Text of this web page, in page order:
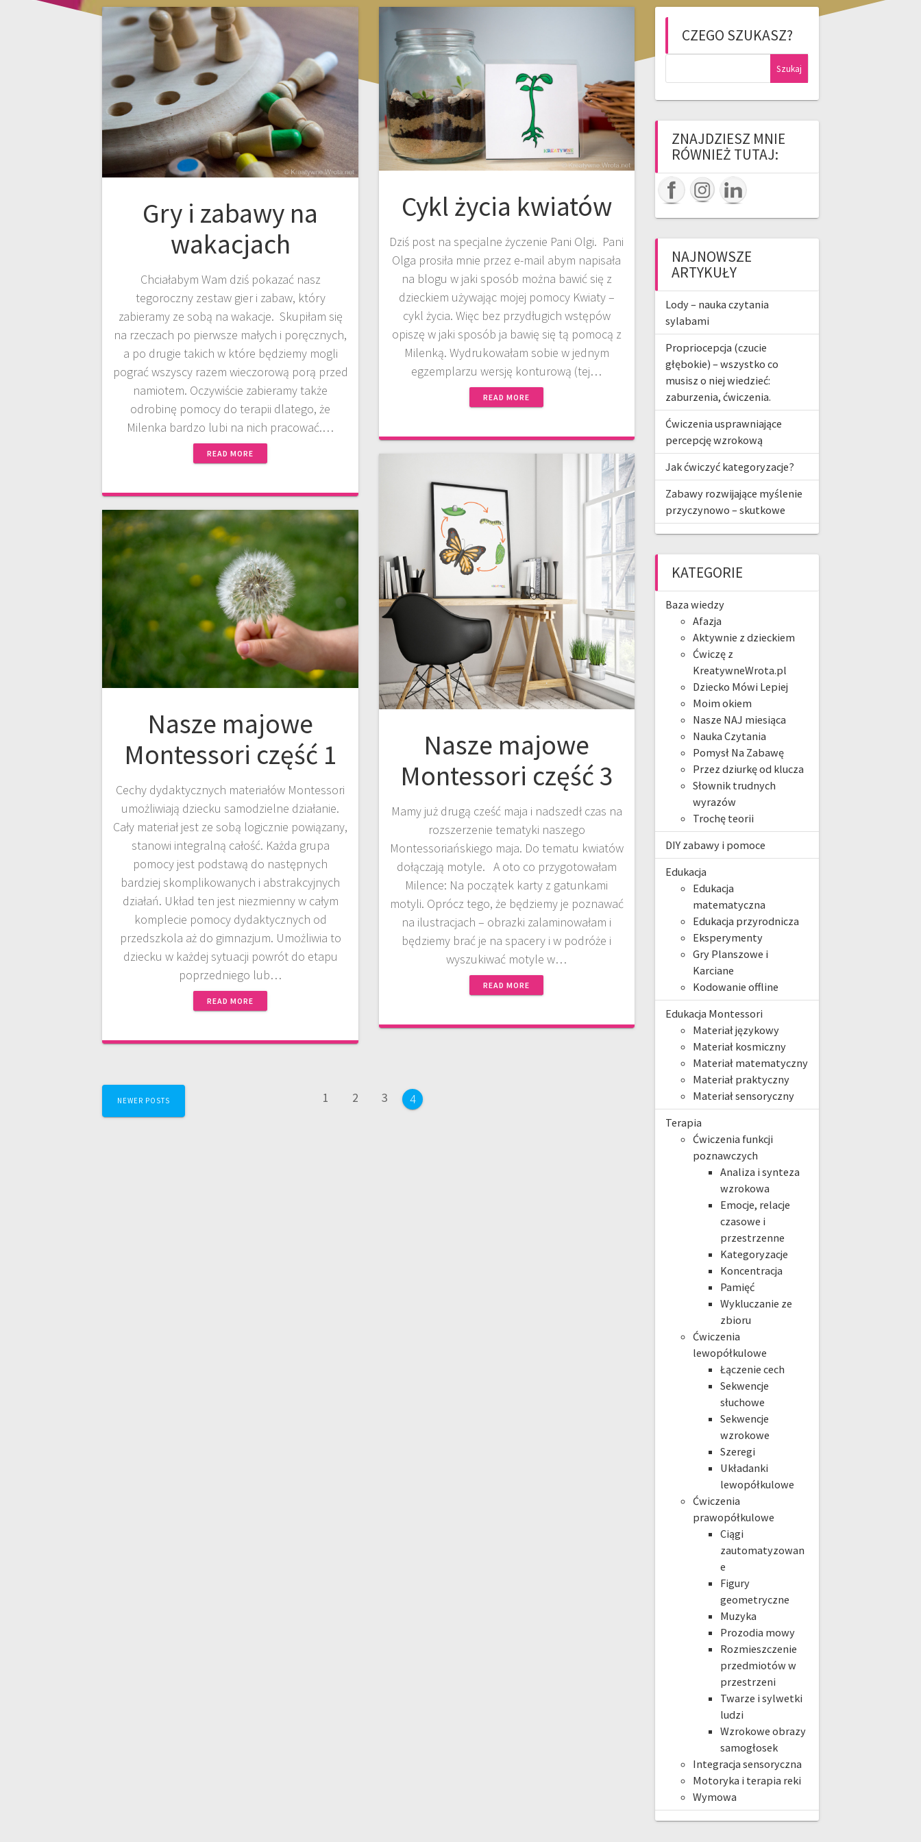
Gry i zabawy na
wakacjach
Chciałabym Wam dziś pokazać nasz
tegoroczny zestaw gier i zabaw, który
zabieramy ze sobą na wakacje. Skupiłam się
na rzeczach po pierwsze małych i poręcznych,
a po drugie takich w które będziemy mogli
pograć wszyscy razem wieczorową porą przed
namiotem. Oczywiście zabieramy także
odrobinę pomocy do terapii dlatego, że
Milenka bardzo lubi na nich pracować.…
READ MORE
Cykl życia kwiatów
Dziś post na specjalne życzenie Pani Olgi. Pani
Olga prosiła mnie przez e-mail abym napisała
na blogu w jaki sposób można bawić się z
dzieckiem używając mojej pomocy Kwiaty –
cykl życia. Więc bez przydługich wstępów
opiszę w jaki sposób ja bawię się tą pomocą z
Milenką. Wydrukowałam sobie w jednym
egzemplarzu wersję konturową (tej…
READ MORE
Nasze majowe
Montessori część 3
Mamy już drugą cześć maja i nadszedł czas na
rozszerzenie tematyki naszego
Montessoriańskiego maja. Do tematu kwiatów
dołączają motyle. A oto co przygotowałam
Milence: Na początek karty z gatunkami
motyli. Oprócz tego, że będziemy je poznawać
na ilustracjach – obrazki zalaminowałam i
będziemy brać je na spacery i w podróże i
wyszukiwać motyle w…
READ MORE
Nasze majowe
Montessori część 1
Cechy dydaktycznych materiałów Montessori
umożliwiają dziecku samodzielne działanie.
Cały materiał jest ze sobą logicznie powiązany,
stanowi integralną całość. Każda grupa
pomocy jest podstawą do następnych
bardziej skomplikowanych i abstrakcyjnych
działań. Układ ten jest niezmienny w całym
komplecie pomocy dydaktycznych od
przedszkola aż do gimnazjum. Umożliwia to
dziecku w każdej sytuacji powrót do etapu
poprzedniego lub…
READ MORE
Posts
navigation
NEWER POSTS Page
1 Page
2 Page
3 Page
4
CZEGO SZUKASZ?
ZNAJDZIESZ MNIE
RÓWNIEŻ TUTAJ:
NAJNOWSZE
ARTYKUŁY
Lody – nauka czytania
sylabami
Propriocepcja (czucie
głębokie) – wszystko co
musisz o niej wiedzieć:
zaburzenia, ćwiczenia.
Ćwiczenia usprawniające
percepcję wzrokową
Jak ćwiczyć kategoryzacje?
Zabawy rozwijające myślenie
przyczynowo – skutkowe
KATEGORIE
Baza wiedzy
Afazja
Aktywnie z dzieckiem
Ćwiczę z
KreatywneWrota.pl
Dziecko Mówi Lepiej
Moim okiem
Nasze NAJ miesiąca
Nauka Czytania
Pomysł Na Zabawę
Przez dziurkę od klucza
Słownik trudnych
wyrazów
Trochę teorii
DIY zabawy i pomoce
Edukacja
Edukacja
matematyczna
Edukacja przyrodnicza
Eksperymenty
Gry Planszowe i
Karciane
Kodowanie offline
Edukacja Montessori
Materiał językowy
Materiał kosmiczny
Materiał matematyczny
Materiał praktyczny
Materiał sensoryczny
Terapia
Ćwiczenia funkcji
poznawczych
Analiza i synteza
wzrokowa
Emocje, relacje
czasowe i
przestrzenne
Kategoryzacje
Koncentracja
Pamięć
Wykluczanie ze
zbioru
Ćwiczenia
lewopółkulowe
Łączenie cech
Sekwencje
słuchowe
Sekwencje
wzrokowe
Szeregi
Układanki
lewopółkulowe
Ćwiczenia
prawopółkulowe
Ciągi
zautomatyzowan
e
Figury
geometryczne
Muzyka
Prozodia mowy
Rozmieszczenie
przedmiotów w
przestrzeni
Twarze i sylwetki
ludzi
Wzrokowe obrazy
samogłosek
Integracja sensoryczna
Motoryka i terapia reki
Wymowa